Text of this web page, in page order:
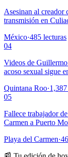
Asesinan al creador
transmisión en
México·485 lecturas
04
Videos de
acoso sexual sigue
Quintana Roo·1,387
05
Fallece trabajador
Carmen a Puerto
Playa del Carmen·